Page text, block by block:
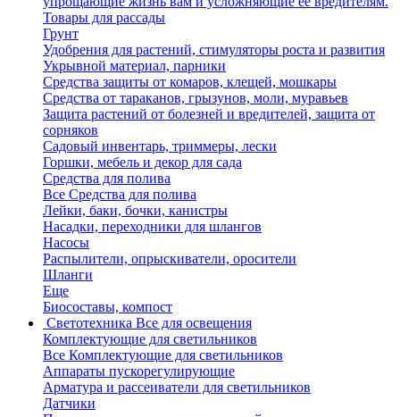
Товары для рассады
Грунт
Удобрения для растений, стимуляторы роста и развития
Укрывной материал, парники
Средства защиты от комаров, клещей, мошкары
Средства от тараканов, грызунов, моли, муравьев
Защита растений от болезней и вредителей, защита от
сорняков
Садовый инвентарь, триммеры, лески
Горшки, мебель и декор для сада
Средства для полива
Все Средства для полива
Лейки, баки, бочки, канистры
Насадки, переходники для шлангов
Насосы
Распылители, опрыскиватели, оросители
Шланги
Еще
Биосоставы, компост
Светотехника Все для освещения
Комплектующие для светильников
Все Комплектующие для светильников
Аппараты пускорегулирующие
Арматура и рассеиватели для светильников
Датчики